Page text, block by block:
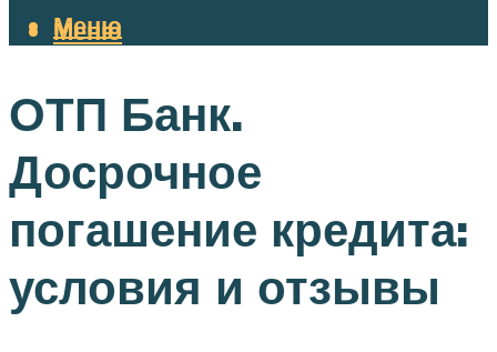
Меню
Меню
ОТП Банк.
Досрочное
погашение кредита:
условия и отзывы